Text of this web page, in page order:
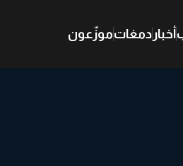
أخبار دمغاتموزّعون